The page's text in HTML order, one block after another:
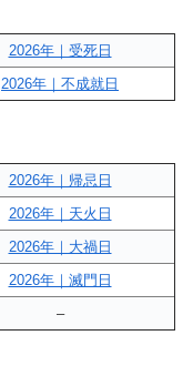
2026年｜受死日
2026年｜不成就日
2026年｜帰忌日
2026年｜天火日
2026年｜大禍日
2026年｜滅門日
–